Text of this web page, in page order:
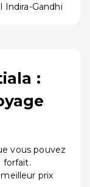
Indira-Gandhi
:
vous pouvez
forfait.
prix